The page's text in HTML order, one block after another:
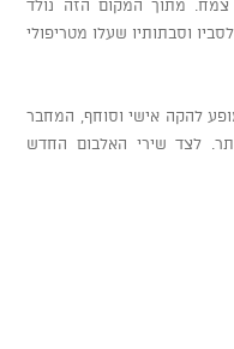
מתוך המקום הזה נולד
וסבתותיו שעלו מטריפולי
להקה אישי וסוחף, המחבר
לצד שירי האלבום החדש